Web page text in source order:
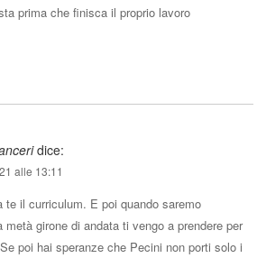
prima che finisca il proprio lavoro
dice:
alle 13:11
te il curriculum. E poi quando saremo
metà girone di andata ti vengo a prendere per
poi hai speranze che Pecini non porti solo i